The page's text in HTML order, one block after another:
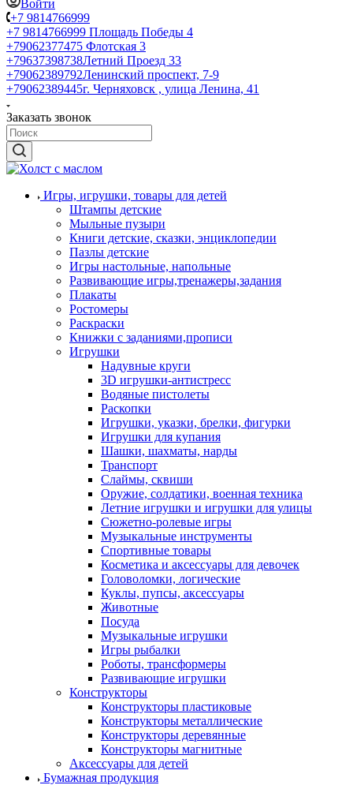
Войти
+7 9814766999
+7 9814766999 Площадь Победы 4
+79062377475 Флотская 3
+79637398738Летний Проезд 33
+79062389792Ленинский проспект, 7-9
+79062389445г. Черняховск , улица Ленина, 41
Заказать звонок
Игры, игрушки, товары для детей
Штампы детские
Мыльные пузыри
Книги детские, сказки, энциклопедии
Пазлы детские
Игры настольные, напольные
Развивающие игры,тренажеры,задания
Плакаты
Ростомеры
Раскраски
Книжки с заданиями,прописи
Игрушки
Надувные круги
3D игрушки-антистресс
Водяные пистолеты
Раскопки
Игрушки, указки, брелки, фигурки
Игрушки для купания
Шашки, шахматы, нарды
Транспорт
Слаймы, сквиши
Оружие, солдатики, военная техника
Летние игрушки и игрушки для улицы
Сюжетно-ролевые игры
Музыкальные инструменты
Спортивные товары
Косметика и аксессуары для девочек
Головоломки, логические
Куклы, пупсы, аксессуары
Животные
Посуда
Музыкальные игрушки
Игры рыбалки
Роботы, трансформеры
Развивающие игрушки
Конструкторы
Конструкторы пластиковые
Конструкторы металлические
Конструкторы деревянные
Конструкторы магнитные
Аксессуары для детей
Бумажная продукция